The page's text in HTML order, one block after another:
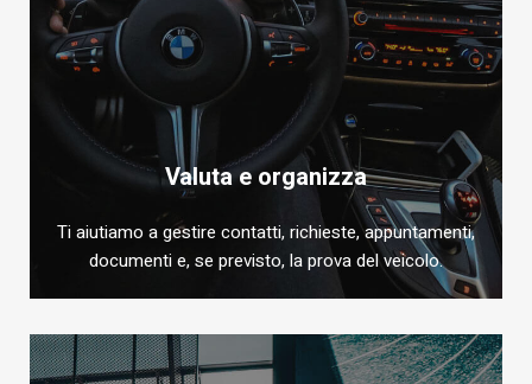
Valuta e organizza
Ti aiutiamo a gestire contatti, richieste, appuntamenti,
documenti e, se previsto, la prova del veicolo.